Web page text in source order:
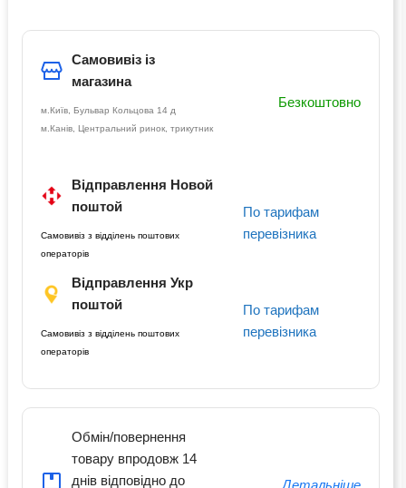
Самовивіз із
магазина
м.Київ, Бульвар Кольцова 14 д
м.Канів, Центральний ринок, трикутник
Безкоштовно
Відправлення Новой
поштой
Самовивіз з відділень поштових
операторів
По тарифам
перевізника
Відправлення Укр
поштой
Самовивіз з відділень поштових
операторів
По тарифам
перевізника
Обмін/повернення
товару впродовж 14
днів відповідно до
Детальніше